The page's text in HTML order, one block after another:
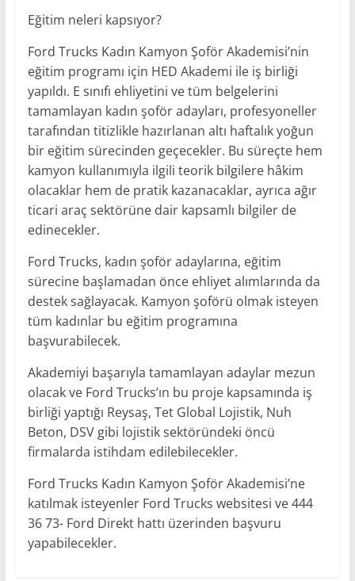
Eğitim neleri kapsıyor?
Ford Trucks Kadın Kamyon Şoför Akademisi’nin
eğitim programı için HED Akademi ile iş birliği
yapıldı. E sınıfı ehliyetini ve tüm belgelerini
tamamlayan kadın şoför adayları, profesyoneller
tarafından titizlikle hazırlanan altı haftalık yoğun
bir eğitim sürecinden geçecekler. Bu süreçte hem
kamyon kullanımıyla ilgili teorik bilgilere hâkim
olacaklar hem de pratik kazanacaklar, ayrıca ağır
ticari araç sektörüne dair kapsamlı bilgiler de
edinecekler.
Ford Trucks, kadın şoför adaylarına, eğitim
sürecine başlamadan önce ehliyet alımlarında da
destek sağlayacak. Kamyon şoförü olmak isteyen
tüm kadınlar bu eğitim programına
başvurabilecek.
Akademiyi başarıyla tamamlayan adaylar mezun
olacak ve Ford Trucks’ın bu proje kapsamında iş
birliği yaptığı Reysaş, Tet Global Lojistik, Nuh
Beton, DSV gibi lojistik sektöründeki öncü
firmalarda istihdam edilebilecekler.
Ford Trucks Kadın Kamyon Şoför Akademisi’ne
katılmak isteyenler Ford Trucks websitesi ve 444
36 73- Ford Direkt hattı üzerinden başvuru
yapabilecekler.